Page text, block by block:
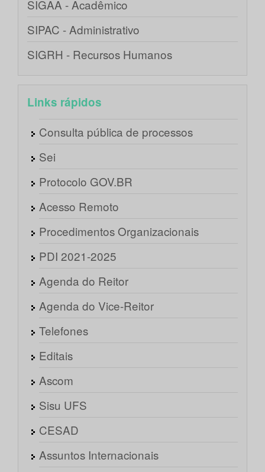
SIGAA - Acadêmico
SIPAC - Administrativo
SIGRH - Recursos Humanos
Links rápidos
Consulta pública de processos
Sei
Protocolo GOV.BR
Acesso Remoto
Procedimentos Organizacionais
PDI 2021-2025
Agenda do Reitor
Agenda do Vice-Reitor
Telefones
Editais
Ascom
Sisu UFS
CESAD
Assuntos Internacionais